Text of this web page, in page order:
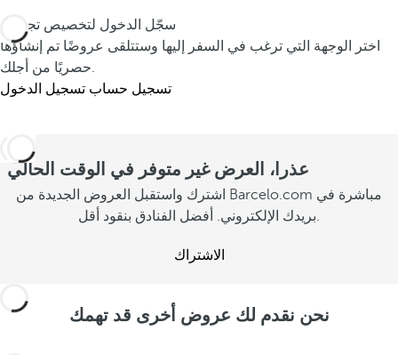
سجّل الدخول لتخصيص تجربتك
حصريًا من أجلك.
تسجيل الدخول تسجيل حساب
عذرا، العرض غير متوفر في الوقت الحالي
اشترك واستقبل العروض الجديدة من Barcelo.com مباشرة في
بريدك الإلكتروني. أفضل الفنادق بنقود أقل.
الاشتراك
نحن نقدم لك عروض أخرى قد تهمك